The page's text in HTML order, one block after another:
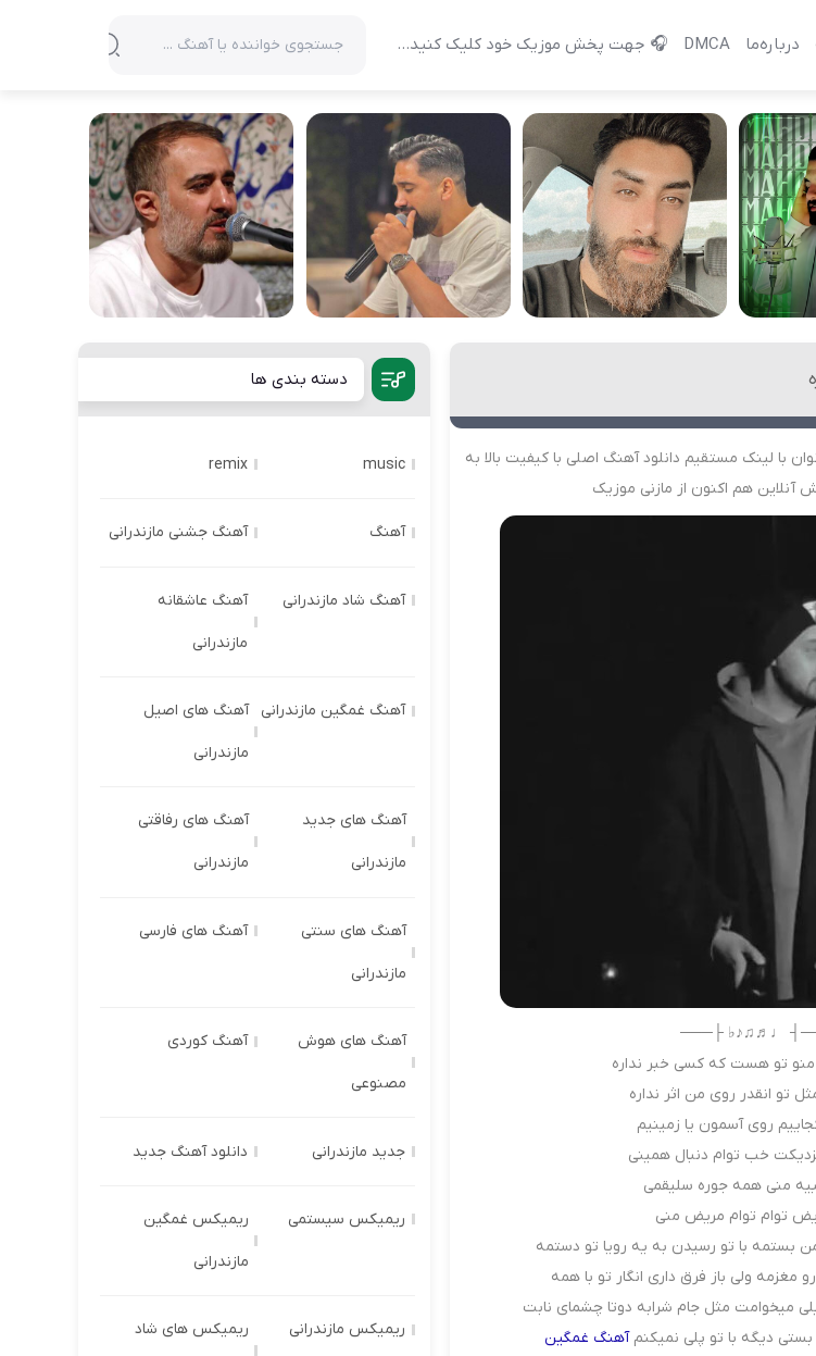
درباره‌‌ما DMCA 🎧 جهت پخش موزیک خود کلیک کنید…
با لینک مستقیم دانلود آهنگ اصلی با کیفیت بالا به
آنلاین هم اکنون از مازنی موزیک
───┤ ♩♬♫♪♭
تو هست که کسی خبر نداره
تو انقدر روی من اثر نداره
روی آسمون یا زمینیم
خب توام دنبال همینی
منی همه جوره سلیقمی
توام توام مریض منی
بستمه با تو رسیدن به یه رویا تو دستمه
رو مغزمه ولی باز فرق داری انگار تو با همه
میخوامت مثل جام شرابه دوتا چشمای نابت
دیگه با تو پلی نمیکنمآهنگ غمگین
دسته بندی ها
music
remix
آهنگ آهنگ جشنی مازندرانی
آهنگ شاد مازندرانی آهنگ عاشقانه
مازندرانی
آهنگ غمگین مازندرانی آهنگ های اصیل
مازندرانی
آهنگ های جدید
مازندرانی
آهنگ های رفاقتی
مازندرانی
آهنگ های سنتی
مازندرانی
آهنگ های فارسی
آهنگ های هوش
مصنوعی
آهنگ کوردی
جدید مازندرانی دانلود آهنگ جدید
ریمیکس سیستمی ریمیکس غمگین
مازندرانی
ریمیکس مازندرانی ریمیکس های شاد